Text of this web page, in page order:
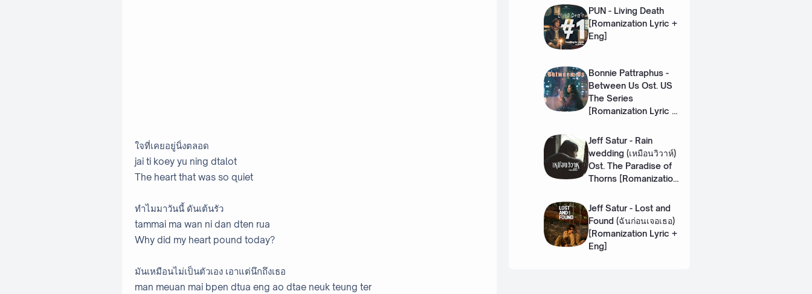
ใจที่เคยอยู่นิ่งตลอด
jai ti koey yu ning dtalot
The heart that was so quiet
ทำไมมาวันนี้ ดันเต้นรัว
tammai ma wan ni dan dten rua
Why did my heart pound today?
มันเหมือนไม่เป็นตัวเอง เอาแต่นึกถึงเธอ
man meuan mai bpen dtua eng ao dtae neuk teung ter
PUN - Living Death
[Romanization Lyric +
Eng]
Bonnie Pattraphus -
Between Us Ost. US
The Series
[Romanization Lyric +
Jeff Satur - Rain
wedding (เหมือนวิวาห์)
Ost. The Paradise of
Thorns [Romanization
Jeff Satur - Lost and
Found (ฉันก่อนเจอเธอ)
[Romanization Lyric +
Eng]